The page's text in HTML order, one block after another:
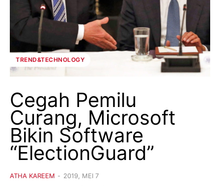
TREND&TECHNOLOGY
Cegah Pemilu
Curang, Microsoft
Bikin Software
“ElectionGuard”
ATHA KAREEM - 2019, MEI 7